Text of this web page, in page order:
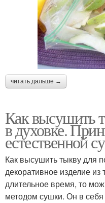
читать дальше →
Как высушить
в духовке.
естественной
Как высушить тыкву для
декоративное изделие
длительное время, то
методом сушки. Он в себя